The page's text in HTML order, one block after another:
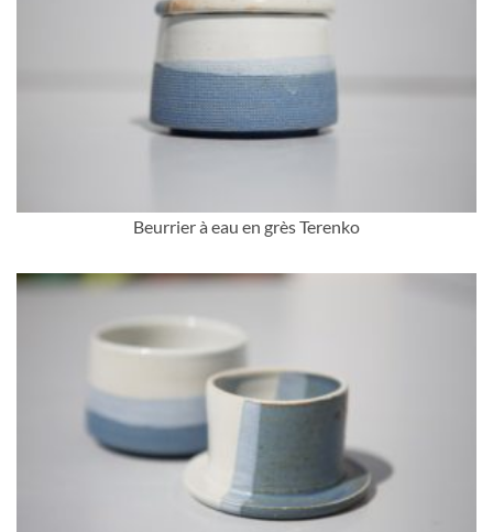
Beurrier à eau en grès Terenko